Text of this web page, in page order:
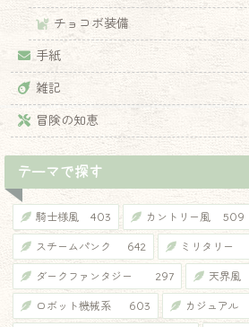
チョコボ装備
手紙
雑記
冒険の知恵
テーマで探す
騎士様風 403 カントリー風 509
スチームパンク 642 ミリタリー
ダークファンタジー 297 天界風
ロボット機械系 603 カジュアル